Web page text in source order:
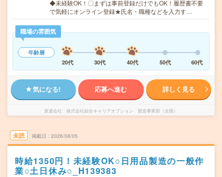
◆未経験OK！〇まずは事前登録だけでもOK！履歴書不要
で気軽にオンライン登録★氏名・職種などを入力す…
職場の雰囲気
年齢層
20代
30代 40代 50代 60代
気になる! 応募へ進む 詳しく見る
派遣会社 株式会社綜合キャリアオプション 製造事業部（全国）
未読 掲載日 2026/08/05
時給1350円！未経験OK○日用品製造の一般作
業○土日休み○_H139383